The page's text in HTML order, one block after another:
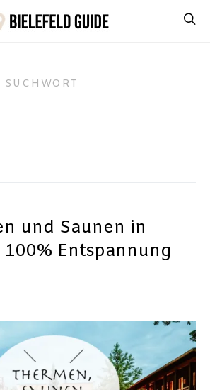
und Saunen in
Entspannung